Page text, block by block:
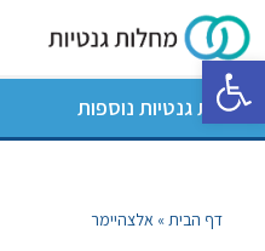
פתח סרגל נגישות
מחלות גנטיות נוספות
דף הבית» אלצהיימר